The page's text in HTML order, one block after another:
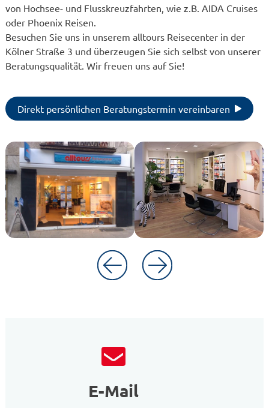
von Hochsee- und Flusskreuzfahrten, wie z.B. AIDA Cruises
oder Phoenix Reisen.
Besuchen Sie uns in unserem alltours Reisecenter in der
Kölner Straße 3 und überzeugen Sie sich selbst von unserer
Beratungsqualität. Wir freuen uns auf Sie!
Direkt persönlichen Beratungstermin vereinbaren
E-Mail